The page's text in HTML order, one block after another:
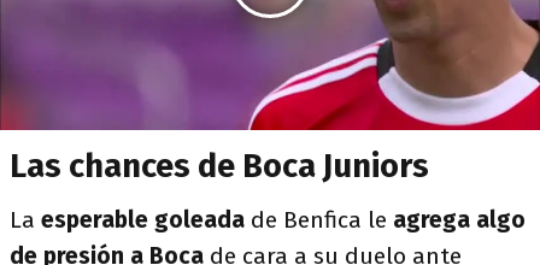
Las chances de Boca Juniors
La esperable goleada de Benfica le agrega algo
de presión a Boca de cara a su duelo ante